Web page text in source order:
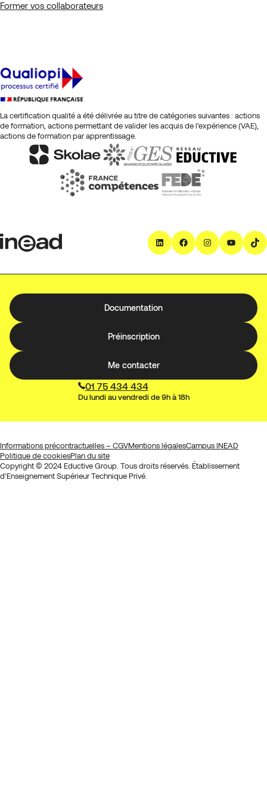
Former vos collaborateurs
La certification qualité a été délivrée au titre de catégories suivantes : actions
de formation, actions permettant de valider les acquis de l’expérience (VAE),
actions de formation par apprentissage.
LinkedIn
Facebook
Documentation
Préinscription
Me contacter
01 75 434 434
Du lundi au vendredi de 9h à 18h
Informations précontractuelles – CGVMentions légalesCampus INEAD
Politique de cookiesPlan du site
Copyright © 2024 Eductive Group. Tous droits réservés. Établissement
d’Enseignement Supérieur Technique Privé.